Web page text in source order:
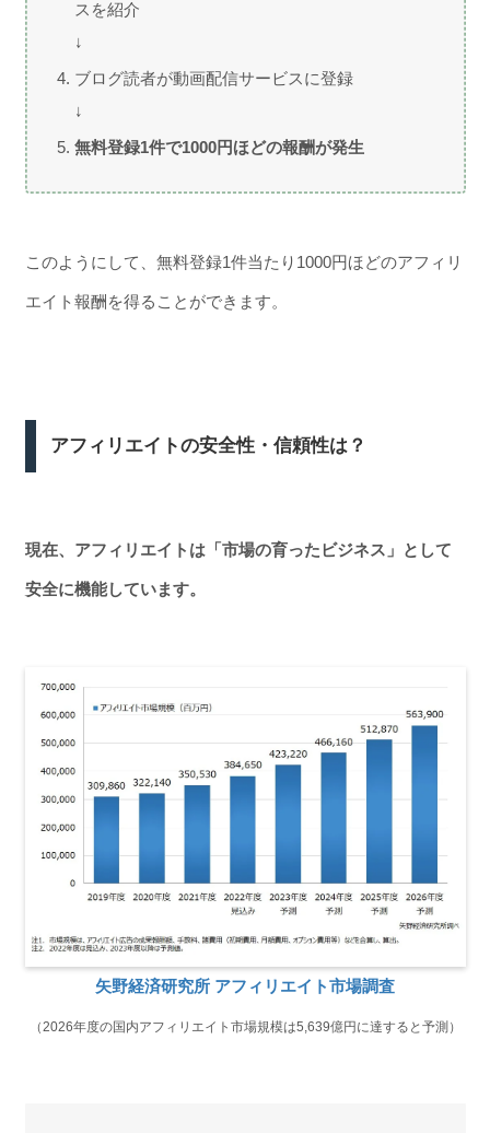
スを紹介
↓
ブログ読者が動画配信サービスに登録
↓
無料登録1件で1000円ほどの報酬が発生
このようにして、無料登録1件当たり1000円ほどのアフィリ
エイト報酬を得ることができます。
アフィリエイトの安全性・信頼性は？
現在、アフィリエイトは「市場の育ったビジネス」として
安全に機能しています。
矢野経済研究所 アフィリエイト市場調査
（2026年度の国内アフィリエイト市場規模は5,639億円に達すると予測）